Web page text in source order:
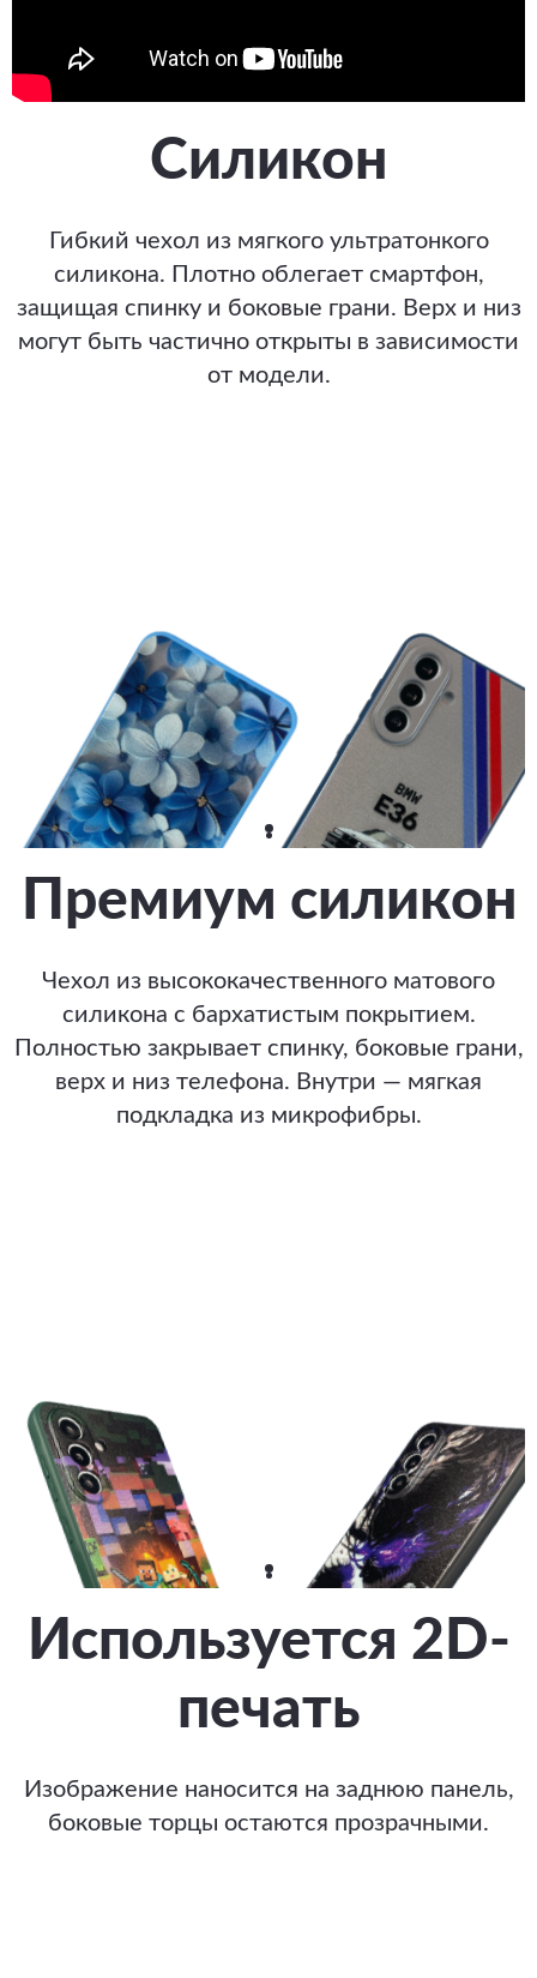
Силикон
Гибкий чехол из мягкого ультратонкого
силикона. Плотно облегает смартфон,
защищая спинку и боковые грани. Верх и низ
могут быть частично открыты в зависимости
от модели.
Премиум силикон
Чехол из высококачественного матового
силикона с бархатистым покрытием.
Полностью закрывает спинку, боковые грани,
верх и низ телефона. Внутри — мягкая
подкладка из микрофибры.
Используется 2D-
печать
Изображение наносится на заднюю панель,
боковые торцы остаются прозрачными.